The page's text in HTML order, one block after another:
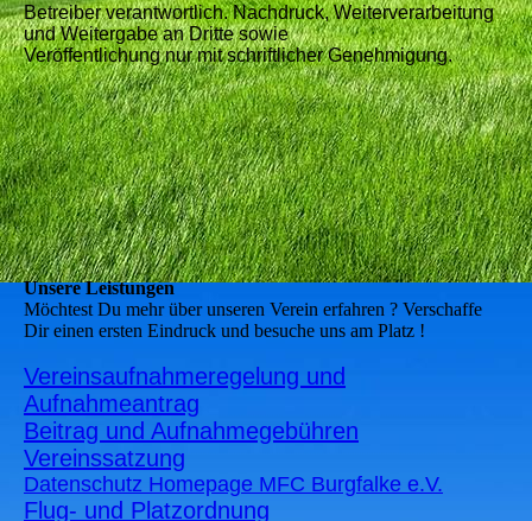
Betreiber verantwortlich. Nachdruck, Weiterverarbeitung
und Weitergabe an Dritte sowie
Veröffentlichung nur mit schriftlicher Genehmigung.
Unsere Leistungen
Möchtest Du mehr über unseren Verein erfahren ? Verschaffe
Dir einen ersten Eindruck und besuche uns am Platz !
Vereinsaufnahmeregelung und
Aufnahmeantrag
Beitrag und Aufnahmegebühren
Vereinssatzung
Datenschutz Homepage MFC Burgfalke e.V.
Flug- und Platzordnung